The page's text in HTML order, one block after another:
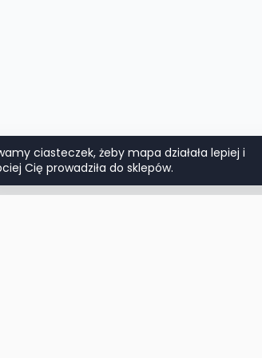
ciasteczek, żeby mapa działała lepiej i
Cię prowadziła do sklepów.